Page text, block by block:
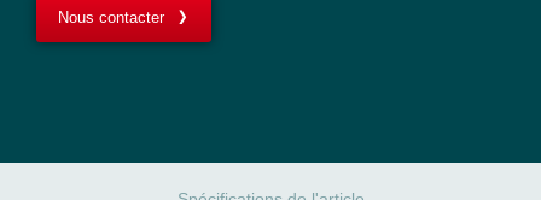
Nous contacter